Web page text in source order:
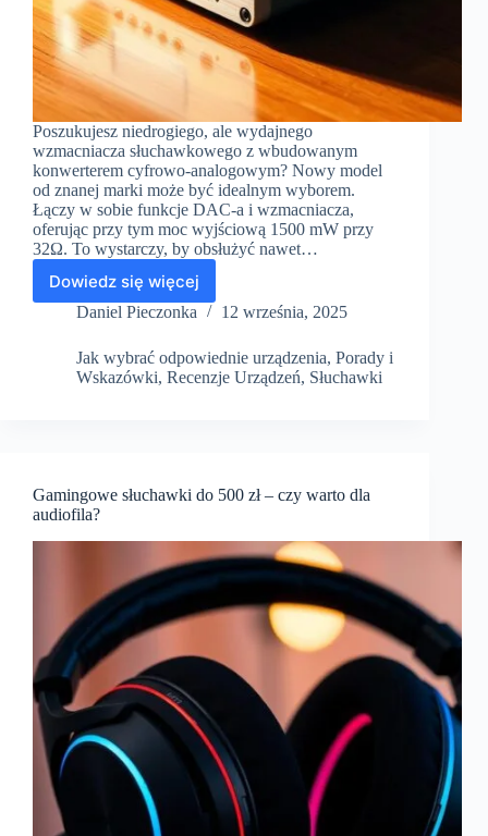
Poszukujesz niedrogiego, ale wydajnego
wzmacniacza słuchawkowego z wbudowanym
konwerterem cyfrowo-analogowym? Nowy model
od znanej marki może być idealnym wyborem.
Łączy w sobie funkcje DAC-a i wzmacniacza,
oferując przy tym moc wyjściową 1500 mW przy
32Ω. To wystarczy, by obsłużyć nawet…
Dowiedz się więcej
Wzmacniacz
słuchawkowy
K5
Pro
Daniel Pieczonka 12 września, 2025
Jak wybrać odpowiednie urządzenia, Porady i
Wskazówki, Recenzje Urządzeń, Słuchawki
Gamingowe słuchawki do 500 zł – czy warto dla
audiofila?